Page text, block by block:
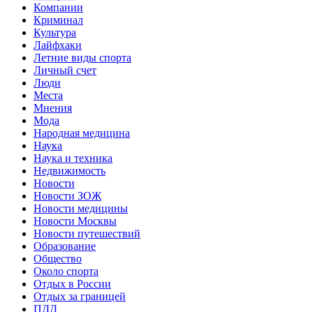
Компании
Криминал
Культура
Лайфхаки
Летние виды спорта
Личный счет
Люди
Места
Мнения
Мода
Народная медицина
Наука
Наука и техника
Недвижимость
Новости
Новости ЗОЖ
Новости медицины
Новости Москвы
Новости путешествий
Образование
Общество
Около спорта
Отдых в России
Отдых за границей
ПДД